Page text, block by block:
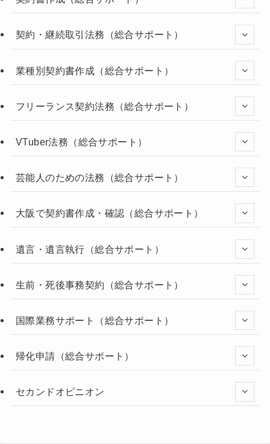
契約・継続取引法務（総合サポート）
業種別契約書作成（総合サポート）
フリーランス契約法務（総合サポート）
VTuber法務（総合サポート）
芸能人のための法務（総合サポート）
大阪で契約書作成・確認（総合サポート）
遺言・遺言執行（総合サポート）
生前・死後事務契約（総合サポート）
国際業務サポート（総合サポート）
帰化申請（総合サポート）
セカンドオピニオン